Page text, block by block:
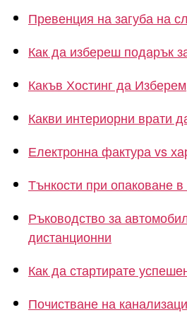
Превенция на загуба на
Как да избереш подарък
Какъв Хостинг да Изберем
Какви интериорни врати
Електронна фактура vs
Тънкости при опаковане
Ръководство за
дистанционни
Как да стартирате
Почистване на